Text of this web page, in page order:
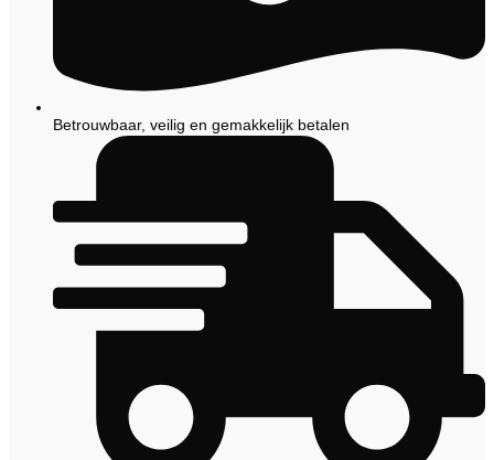
Betrouwbaar, veilig en gemakkelijk betalen